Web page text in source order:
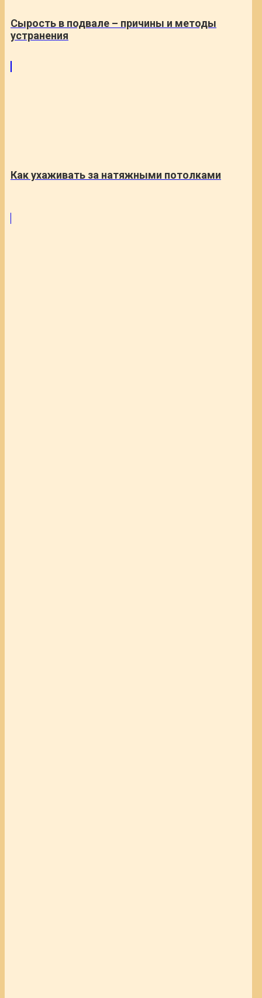
Сырость в подвале – причины и методы
устранения
Как ухаживать за натяжными потолками